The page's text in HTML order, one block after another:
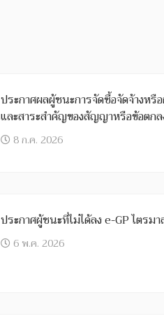
ประกาศผลผู้ชนะการจัดซื้อจัดจ้างหรื
และสาระสำคัญของสัญญาหรือข้อตกลงเป็
ไตรมาสที่ 3
8 ก.ค. 2026
ประกาศผู้ชนะที่ไม่ได้ลง e-GP ไตรม
6 พ.ค. 2026